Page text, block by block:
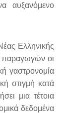
αυξανόμενο
Ελληνικής
παραγωγών οι
γαστρονομία
στιγµή κατά
µια τέτοια
δεδομένα